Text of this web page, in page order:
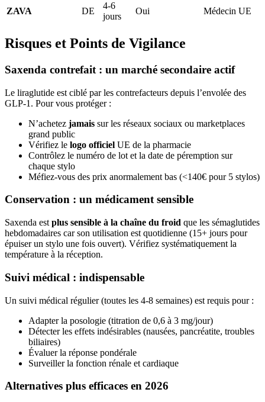
ZAVA DE
4-6
jours
Oui Médecin UE
Risques et Points de Vigilance
Saxenda contrefait : un marché secondaire actif
Le liraglutide est ciblé par les contrefacteurs depuis l’envolée des
GLP-1. Pour vous protéger :
N’achetez jamais sur les réseaux sociaux ou marketplaces
grand public
Vérifiez le logo officiel UE de la pharmacie
Contrôlez le numéro de lot et la date de péremption sur
chaque stylo
Méfiez-vous des prix anormalement bas (<140€ pour 5 stylos)
Conservation : un médicament sensible
Saxenda est plus sensible à la chaîne du froid que les sémaglutides
hebdomadaires car son utilisation est quotidienne (15+ jours pour
épuiser un stylo une fois ouvert). Vérifiez systématiquement la
température à la réception.
Suivi médical : indispensable
Un suivi médical régulier (toutes les 4-8 semaines) est requis pour :
Adapter la posologie (titration de 0,6 à 3 mg/jour)
Détecter les effets indésirables (nausées, pancréatite, troubles
biliaires)
Évaluer la réponse pondérale
Surveiller la fonction rénale et cardiaque
Alternatives plus efficaces en 2026